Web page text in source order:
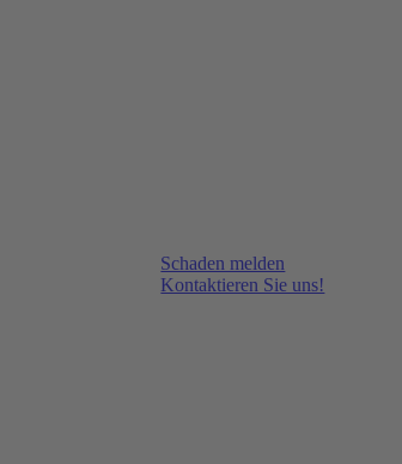
Schaden melden
Kontaktieren Sie uns!